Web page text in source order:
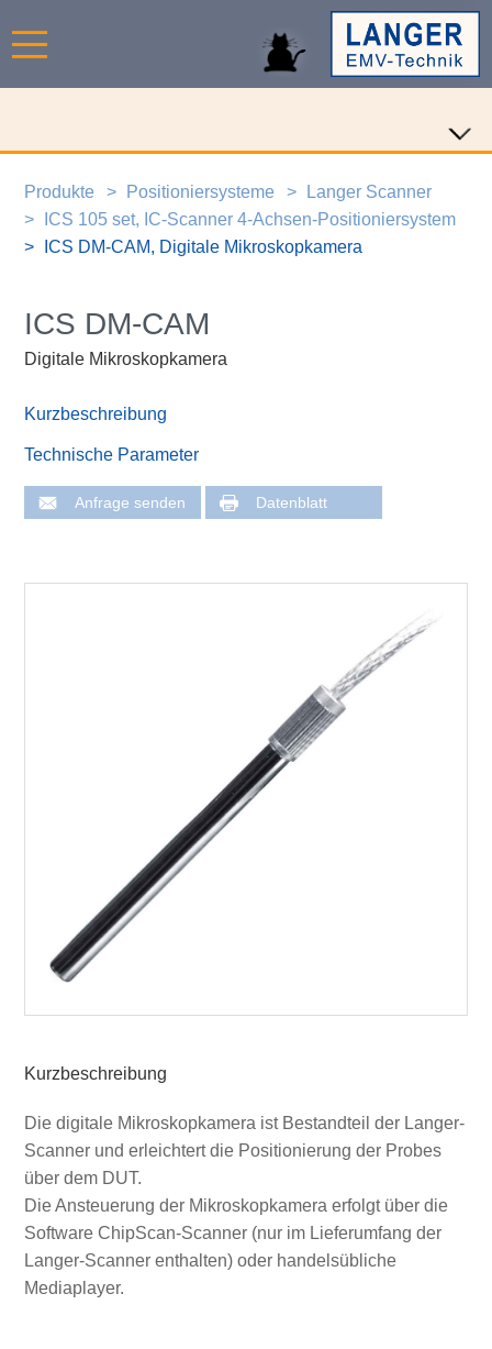
Produkte Positioniersysteme
Langer Scanner
ICS 105 set, IC-Scanner 4-Achsen-Positioniersystem
ICS DM-CAM, Digitale Mikroskopkamera
ICS DM-CAM
Digitale Mikroskopkamera
Kurzbeschreibung
Technische Parameter
Anfrage senden Datenblatt
Kurzbeschreibung
Die digitale Mikroskopkamera ist Bestandteil der Langer-
Scanner und erleichtert die Positionierung der Probes
über dem DUT.
Die Ansteuerung der Mikroskopkamera erfolgt über die
Software ChipScan-Scanner (nur im Lieferumfang der
Langer-Scanner enthalten) oder handelsübliche
Mediaplayer.